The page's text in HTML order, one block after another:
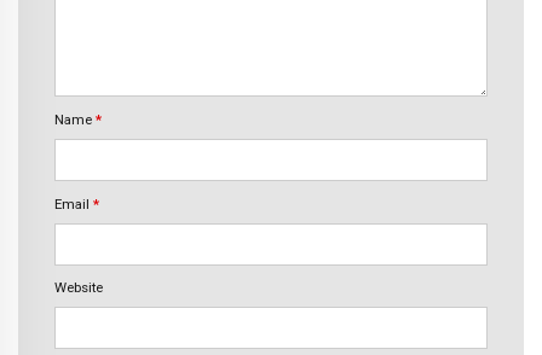
Name *
Email *
Website